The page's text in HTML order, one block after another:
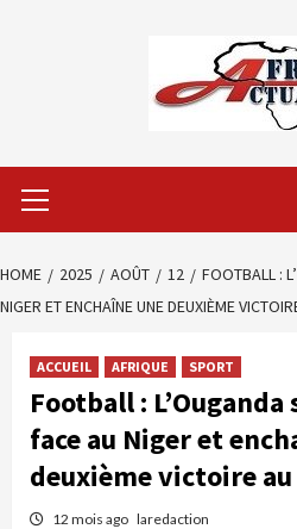
Menu
HOME 2025 AOÛT 12
FOOTBALL :
NIGER ET ENCHAÎNE UNE DEUXIÈME
ACCUEIL AFRIQUE SPORT
Football : L’Ouganda
face au Niger et
deuxième victoire au
12 mois ago laredaction